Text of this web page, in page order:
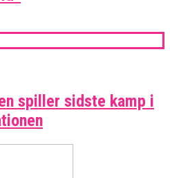
spiller sidste kamp i